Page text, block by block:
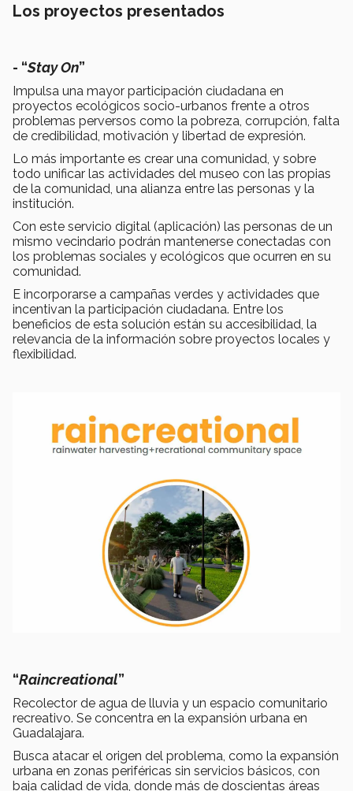
Los proyectos presentados
- “Stay On”
Impulsa una mayor participación ciudadana en
proyectos ecológicos socio-urbanos frente a otros
problemas perversos como la pobreza, corrupción, falta
de credibilidad, motivación y libertad de expresión.
Lo más importante es crear una comunidad, y sobre
todo unificar las actividades del museo con las propias
de la comunidad, una alianza entre las personas y la
institución.
Con este servicio digital (aplicación) las personas de un
mismo vecindario podrán mantenerse conectadas con
los problemas sociales y ecológicos que ocurren en su
comunidad.
E incorporarse a campañas verdes y actividades que
incentivan la participación ciudadana. Entre los
beneficios de esta solución están su accesibilidad, la
relevancia de la información sobre proyectos locales y
flexibilidad.
“Raincreational”
Recolector de agua de lluvia y un espacio comunitario
recreativo. Se concentra en la expansión urbana en
Guadalajara.
Busca atacar el origen del problema, como la expansión
urbana en zonas periféricas sin servicios básicos, con
baja calidad de vida, donde más de doscientas áreas